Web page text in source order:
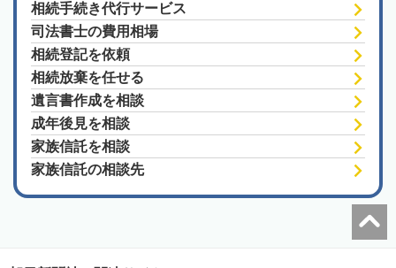
相続手続き代行サービス
司法書士の費用相場
相続登記を依頼
相続放棄を任せる
遺言書作成を相談
成年後見を相談
家族信託を相談
家族信託の相談先